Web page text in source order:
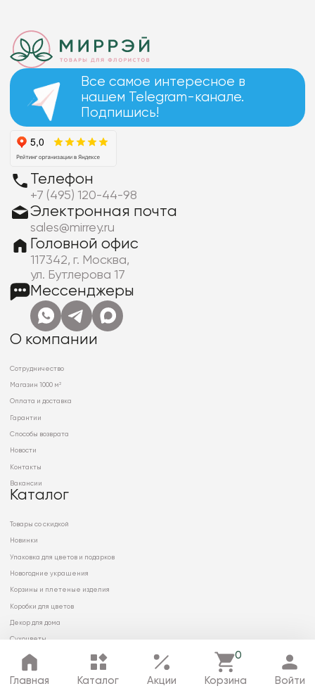
Главная Каталог Акции
0
Корзина Войти
Все самое интересное в
нашем Telegram-канале.
Подпишись!
Телефон
+7 (495) 120-44-98
Электронная почта
sales@mirrey.ru
Головной офис
117342, г. Москва,
ул. Бутлерова 17
Мессенджеры
О компании
Сотрудничество
Магазин 1000 м²
Оплата и доставка
Гарантии
Способы возврата
Новости
Контакты
Вакансии
Каталог
Товары со скидкой
Новинки
Упаковка для цветов и подарков
Новогодние украшения
Корзины и плетеные изделия
Коробки для цветов
Декор для дома
Сухоцветы
© 2026 ООО «МИРРЭЙ»